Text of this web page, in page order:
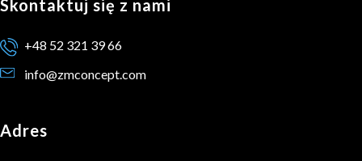
Skontaktuj się z nami
+48 52 321 39 66
info@zmconcept.com
Adres